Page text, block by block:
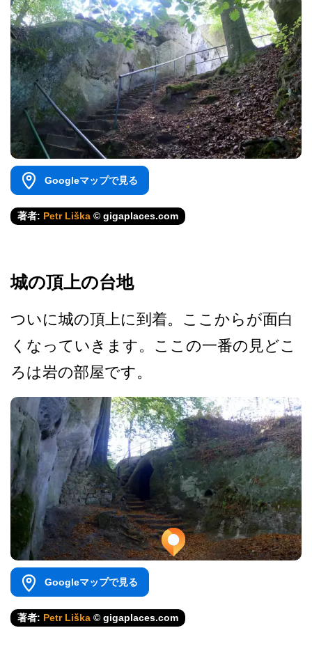
Googleマップで見る
著者: Petr Liška © gigaplaces.com
城の頂上の台地
ついに城の頂上に到着。ここ­からが面白
くなっていきます。ここの一番の見どこ
ろ­は岩の部屋です。
Googleマップで見る
著者: Petr Liška © gigaplaces.com